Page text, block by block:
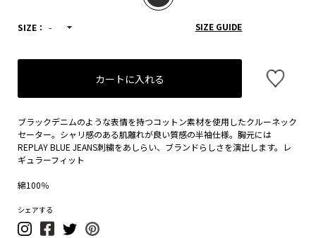
SIZE： - SIZE GUIDE
カートに入れる
ブラックデニムのような表情を持つコットン素材を使用したクルーネック
セーター。シャリ感のある肌離れが良い質感の半袖仕様。胸元には
REPLAY BLUE JEANS刺繍をあしらい、ブランドらしさを演出します。レ
ギュラーフィット
綿100％
シェアする